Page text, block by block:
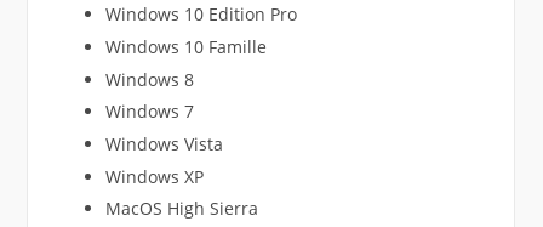
Windows 10 Edition Pro
Windows 10 Famille
Windows 8
Windows 7
Windows Vista
Windows XP
MacOS High Sierra